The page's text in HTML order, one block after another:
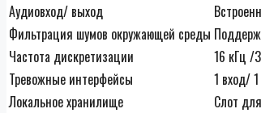
Аудиовход/ выход
Фильтрация шумов окружающей среды
Частота дискретизации
16 кГц /
Тревожные интерфейсы
1 вход/
Локальное хранилище
Слот